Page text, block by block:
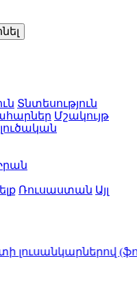
Տնտեսություն
Մշակույթ
Ռուսաստան Այլ